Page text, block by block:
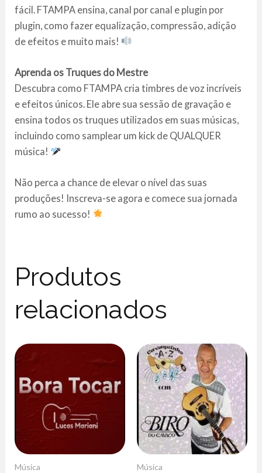
fácil. FTAMPA ensina, canal por canal e plugin por
plugin, como fazer equalização, compressão, adição
de efeitos e muito mais!
Aprenda os Truques do Mestre
Descubra como FTAMPA cria timbres de voz incríveis
e efeitos únicos. Ele abre sua sessão de gravação e
ensina todos os truques utilizados em suas músicas,
incluindo como samplear um kick de QUALQUER
música!
Não perca a chance de elevar o nível das suas
produções! Inscreva-se agora e comece sua jornada
rumo ao sucesso!
Produtos
relacionados
Música Música